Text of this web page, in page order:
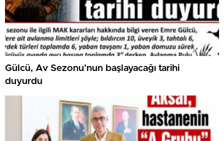
Gülcü, Av Sezonu’nun başlayacağı tarihi
duyurdu